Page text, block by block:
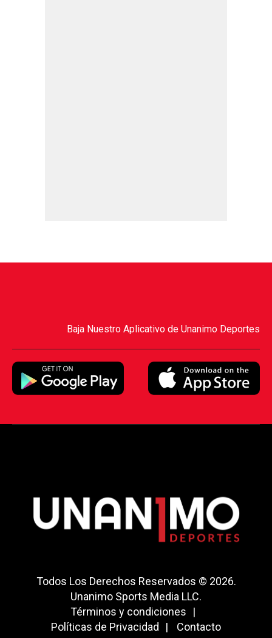
Baja Nuestro Aplicativo de Unanimo Deportes
Todos Los Derechos Reservados © 2026.
Unanimo Sports Media LLC.
Términos y condiciones
Políticas de Privacidad
Contacto